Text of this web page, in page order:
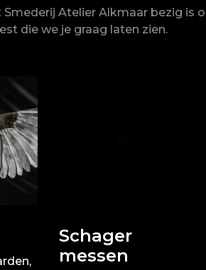
Smederij Atelier Alkmaar bezig is
die we je graag laten zien.
Schager
messen